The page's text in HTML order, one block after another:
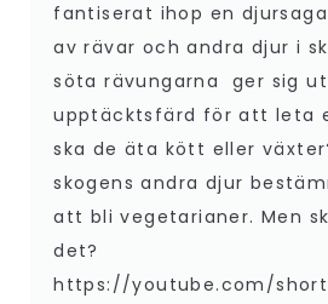
fantiserat ihop en
av rävar och andra djur i
söta rävungarna ger sig
upptäcktsfärd för att leta
ska de äta kött eller
skogens andra djur
att bli vegetarianer. Men
det?
https://youtube.com/